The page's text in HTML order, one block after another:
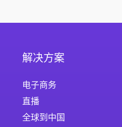
解决方案
电子商务
直播
全球到中国